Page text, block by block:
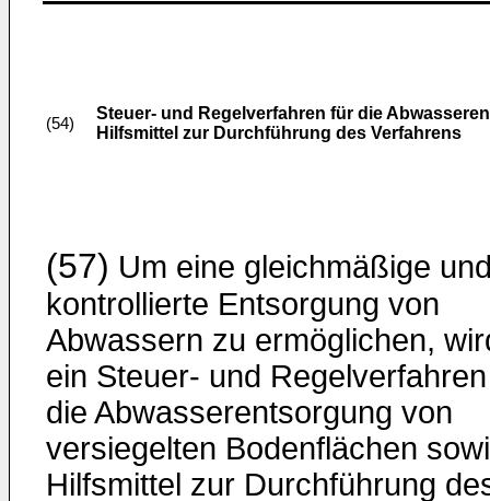
(54)
Steuer- und Regelverfahren für die
Hilfsmittel zur Durchführung des Verfahrens
(57) Um eine gleichmäßige
kontrollierte Entsorgung von
Abwassern zu ermöglichen,
ein Steuer- und
die Abwasserentsorgung von
versiegelten Bodenflächen
Hilfsmittel zur Durchführung